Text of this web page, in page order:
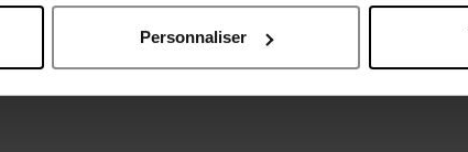
Personnaliser